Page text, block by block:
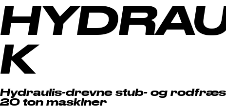
K
Hydraulis-drevne stub- og
20 ton maskiner